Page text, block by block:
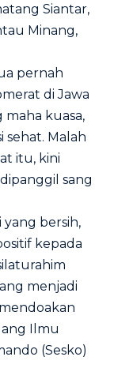
Siantar,
Minang,
pernah
di Jawa
maha kuasa,
sehat. Malah
itu, kini
sang
yang bersih,
kepada
menjadi
Ilmu
(Sesko)